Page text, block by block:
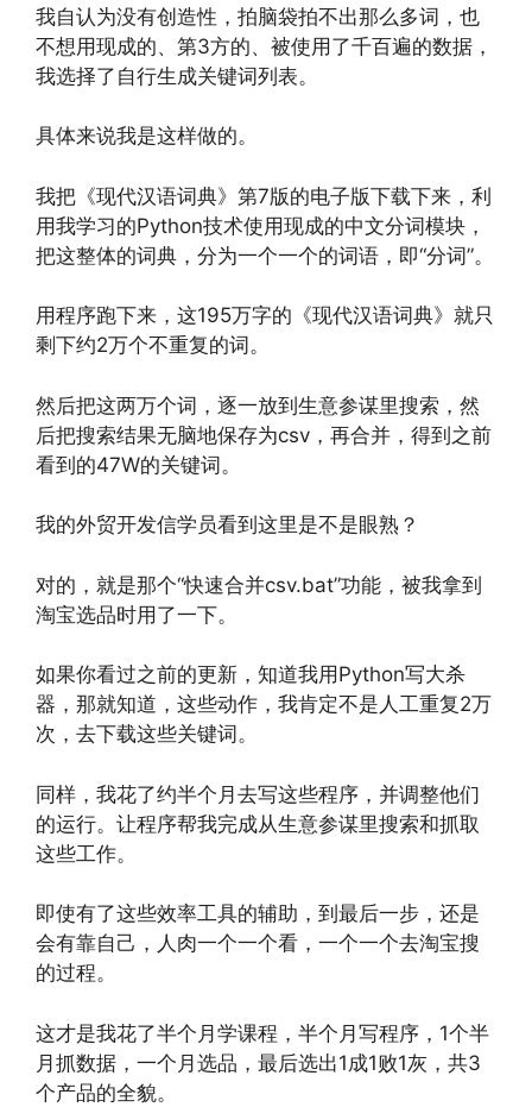
我自认为没有创造性，拍脑袋拍不出那么多词，也
不想用现成的、第3方的、被使用了千百遍的数据，
我选择了自行生成关键词列表。
具体来说我是这样做的。
我把《现代汉语词典》第7版的电子版下载下来，利
用我学习的Python技术使用现成的中文分词模块，
把这整体的词典，分为一个一个的词语，即“分词”。
用程序跑下来，这195万字的《现代汉语词典》就只
剩下约2万个不重复的词。
然后把这两万个词，逐一放到生意参谋里搜索，然
后把搜索结果无脑地保存为csv，再合并，得到之前
看到的47W的关键词。
我的外贸开发信学员看到这里是不是眼熟？
对的，就是那个“快速合并csv.bat”功能，被我拿到
淘宝选品时用了一下。
如果你看过之前的更新，知道我用Python写大杀
器，那就知道，这些动作，我肯定不是人工重复2万
次，去下载这些关键词。
同样，我花了约半个月去写这些程序，并调整他们
的运行。让程序帮我完成从生意参谋里搜索和抓取
这些工作。
即使有了这些效率工具的辅助，到最后一步，还是
会有靠自己，人肉一个一个看，一个一个去淘宝搜
的过程。
这才是我花了半个月学课程，半个月写程序，1个半
月抓数据，一个月选品，最后选出1成1败1灰，共3
个产品的全貌。